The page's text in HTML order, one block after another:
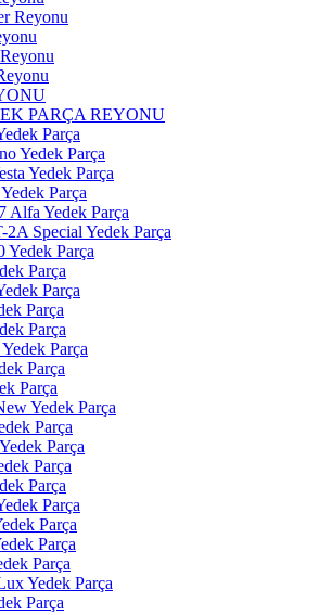
Reyonu
PARÇA REYONU
Parça
Yedek Parça
Yedek Parça
Parça
Alfa Yedek Parça
2A Special Yedek Parça
Yedek Parça
Parça
Parça
Parça
Parça
Parça
Parça
Parça
Yedek Parça
Parça
Parça
Parça
Parça
Parça
Parça
Parça
Parça
Yedek Parça
Parça